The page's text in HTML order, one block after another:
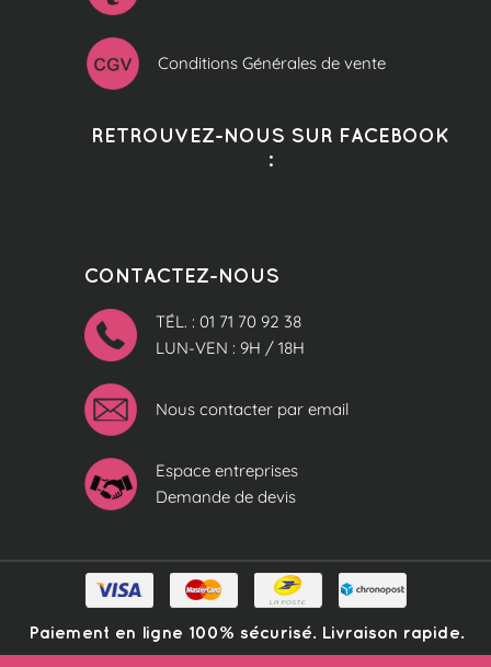
Conditions Générales de vente
RETROUVEZ-NOUS SUR FACEBOOK
:
CONTACTEZ-NOUS
TÉL. : 01 71 70 92 38
LUN-VEN : 9H / 18H
Nous contacter par email
Espace entreprises
Demande de devis
Paiement en ligne 100% sécurisé. Livraison rapide.